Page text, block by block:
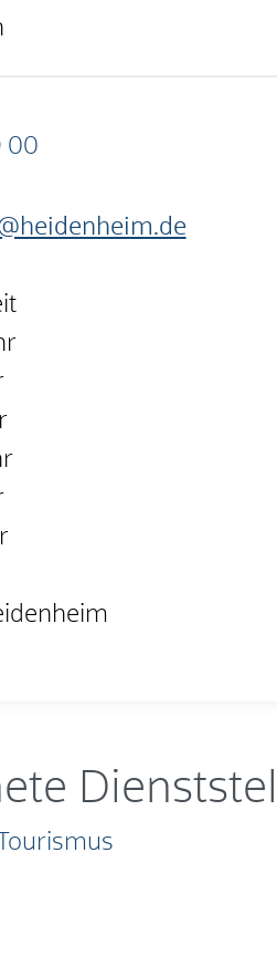
00